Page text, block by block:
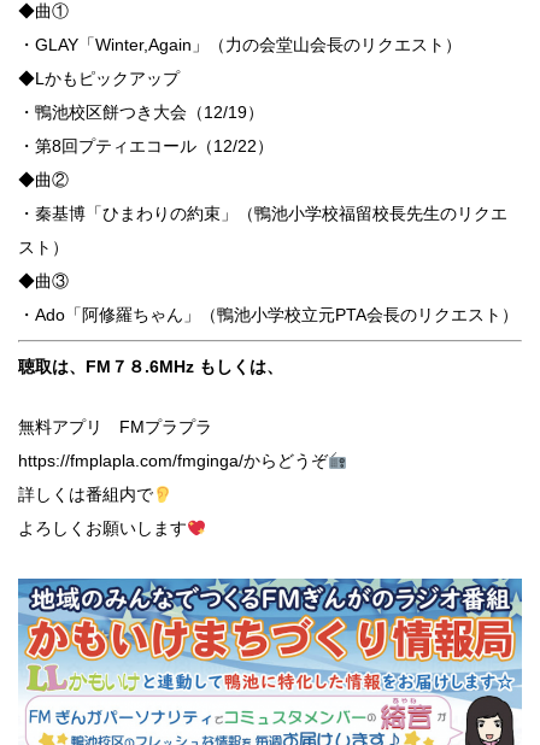
◆曲①
・GLAY「Winter,Again」（力の会堂山会長のリクエスト）
◆Lかもピックアップ
・鴨池校区餅つき大会（12/19）
・第8回プティエコール（12/22）
◆曲②
・秦基博「ひまわりの約束」（鴨池小学校福留校長先生のリクエ
スト）
◆曲③
・Ado「阿修羅ちゃん」（鴨池小学校立元PTA会長のリクエスト）
聴取は、FM７８.6MHz もしくは、
無料アプリ FMプラプラ
https://fmplapla.com/fmginga/からどうぞ
詳しくは番組内で
よろしくお願いします